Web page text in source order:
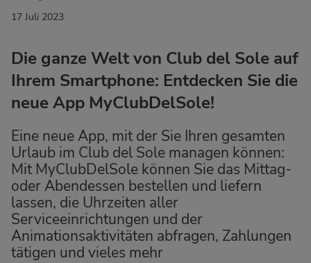
17 Juli 2023
Die ganze Welt von Club del Sole auf
Ihrem Smartphone: Entdecken Sie die
neue App MyClubDelSole!
Eine neue App, mit der Sie Ihren gesamten
Urlaub im Club del Sole managen können:
Mit MyClubDelSole können Sie das Mittag-
oder Abendessen bestellen und liefern
lassen, die Uhrzeiten aller
Serviceeinrichtungen und der
Animationsaktivitäten abfragen, Zahlungen
tätigen und vieles mehr